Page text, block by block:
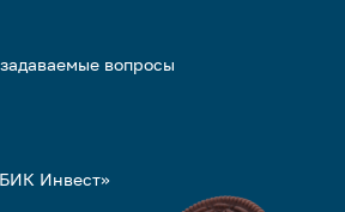
вопросы
Инвест»